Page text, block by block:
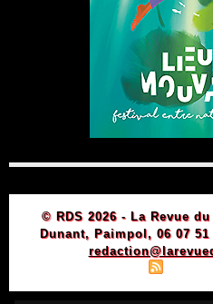
© RDS 2026 - La Revue
Dunant, Paimpol, 06 07 51